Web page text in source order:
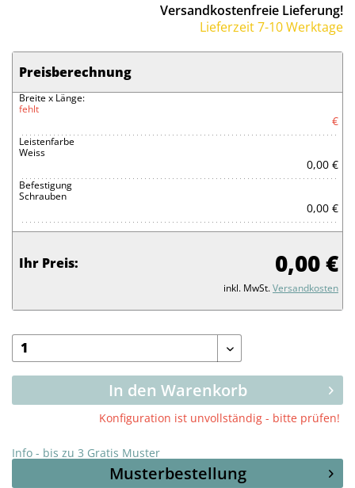
Versandkostenfreie Lieferung!
Lieferzeit 7-10 Werktage
Preisberechnung
Breite x Länge:
fehlt
€
Leistenfarbe
Weiss
0,00 €
Befestigung
Schrauben
0,00 €
Ihr Preis: 0,00 €
inkl. MwSt.Versandkosten
In den Warenkorb
Konfiguration ist unvollständig - bitte prüfen!
Musterbestellung
Info - bis zu 3 Gratis Muster